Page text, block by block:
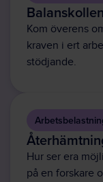
Balanskollen
Kom överens
kraven i ert
stödjande.
Hur ser era
på en forskare